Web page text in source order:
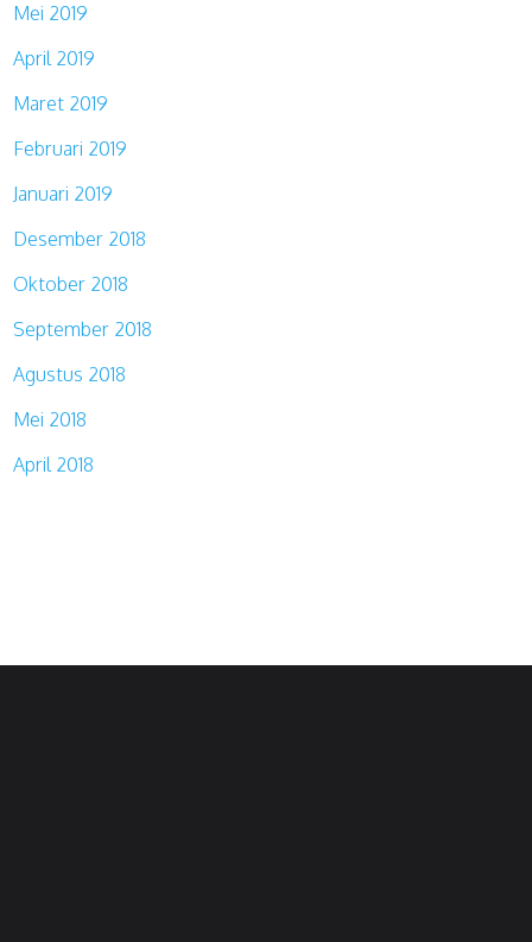
Mei 2019
April 2019
Maret 2019
Februari 2019
Januari 2019
Desember 2018
Oktober 2018
September 2018
Agustus 2018
Mei 2018
April 2018